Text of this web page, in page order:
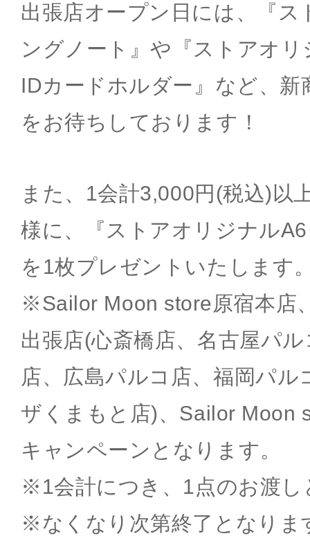
出張店オープン日には、『
ングノート』や『ストアオ
IDカードホルダー』など、新
をお待ちしております！
また、1会計3,000円(税込)以
様に、『ストアオリジナル
を1枚プレゼントいたします
※Sailor Moon store原宿本店
出張店(心斎橋店、名古屋パ
店、広島パルコ店、福岡パル
ザくまもと店)、Sailor Moon
キャンペーンとなります。
※1会計につき、1点のお渡し
※なくなり次第終了となりま